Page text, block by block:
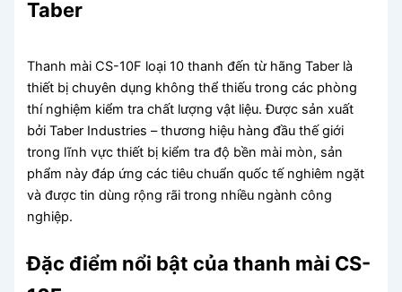
Taber
Thanh mài CS-10F loại 10 thanh đến từ hãng Taber là
thiết bị chuyên dụng không thể thiếu trong các phòng
thí nghiệm kiểm tra chất lượng vật liệu. Được sản xuất
bởi Taber Industries – thương hiệu hàng đầu thế giới
trong lĩnh vực thiết bị kiểm tra độ bền mài mòn, sản
phẩm này đáp ứng các tiêu chuẩn quốc tế nghiêm ngặt
và được tin dùng rộng rãi trong nhiều ngành công
nghiệp.
Đặc điểm nổi bật của thanh mài CS-